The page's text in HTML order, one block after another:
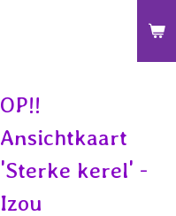
OP!!
Ansichtkaart
'Sterke kerel' -
Izou